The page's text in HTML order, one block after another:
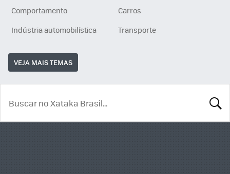
Comportamento
Carros
Indústria automobilística
Transporte
VEJA MAIS TEMAS